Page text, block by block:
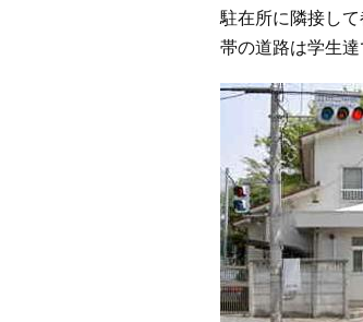
駐在所に隣接し
帯の道路は学生達